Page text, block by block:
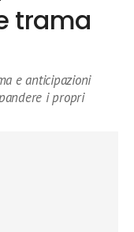
trama
e anticipazioni
i propri